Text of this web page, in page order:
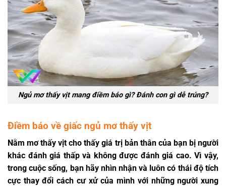
Ngủ mơ thấy vịt mang điềm báo gì? Đánh con gì dễ trúng?
Điềm báo về giấc ngủ mơ thấy vịt
Nằm mơ thấy vịt cho thấy giá trị bản thân của bạn bị người
khác đánh giá thấp và không được đánh giá cao. Vì vậy,
trong cuộc sống, bạn hãy nhìn nhận và luôn có thái độ tích
cực thay đổi cách cư xử của mình với những người xung